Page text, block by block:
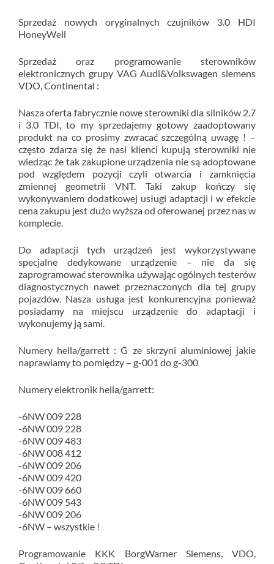
Sprzedaż nowych oryginalnych czujników 3.0 HDI
HoneyWell
Sprzedaż oraz programowanie sterowników
elektronicznych grupy VAG Audi&Volkswagen siemens
VDO, Continental :
Nasza oferta fabrycznie nowe sterowniki dla silników 2.7
i 3.0 TDI, to my sprzedajemy gotowy zaadoptowany
produkt na co prosimy zwracać szczególną uwagę ! –
często zdarza się że nasi klienci kupują sterowniki nie
wiedząc że tak zakupione urządzenia nie są adoptowane
pod względem pozycji czyli otwarcia i zamknięcia
zmiennej geometrii VNT. Taki zakup kończy się
wykonywaniem dodatkowej usługi adaptacji i w efekcie
cena zakupu jest dużo wyższa od oferowanej przez nas w
komplecie.
Do adaptacji tych urządzeń jest wykorzystywane
specjalne dedykowane urządzenie – nie da się
zaprogramować sterownika używając ogólnych testerów
diagnostycznych nawet przeznaczonych dla tej grupy
pojazdów. Nasza usługa jest konkurencyjna ponieważ
posiadamy na miejscu urządzenie do adaptacji i
wykonujemy ją sami.
Numery hella/garrett : G ze skrzyni aluminiowej jakie
naprawiamy to pomiędzy – g-001 do g-300
Numery elektronik hella/garrett:
-6NW 009 228
-6NW 009 228
-6NW 009 483
-6NW 008 412
-6NW 009 206
-6NW 009 420
-6NW 009 660
-6NW 009 543
-6NW 009 206
-6NW – wszystkie !
Programowanie KKK BorgWarner Siemens, VDO,